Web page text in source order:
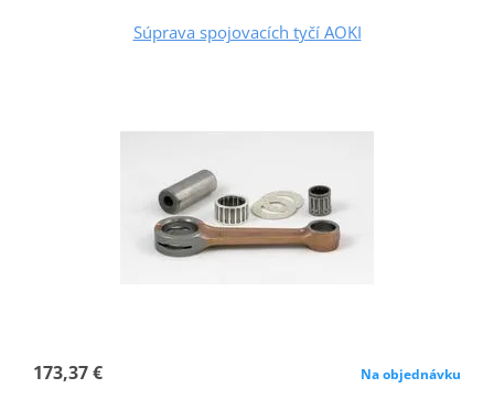
Súprava spojovacích tyčí AOKI
173,37 € Na objednávku